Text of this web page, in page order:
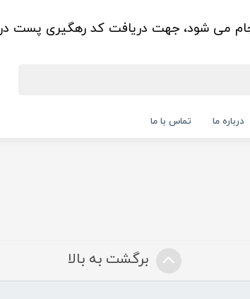
می شود، جهت دریافت کد رهگیری پست در
درباره ما تماس با ما
برگشت به بالا